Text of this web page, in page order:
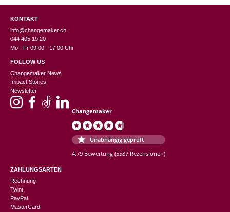
KONTAKT
info@changemaker.ch
044 405 19 20
Mo - Fr 09:00 - 17:00 Uhr
FOLLOW US
Changemaker News
Impact Stories
Newsletter
Changemaker
Unabhängig geprüft
4.79 Bewertung (5587 Rezensionen)
ZAHLUNGSARTEN
Rechnung
Twint
PayPal
MasterCard